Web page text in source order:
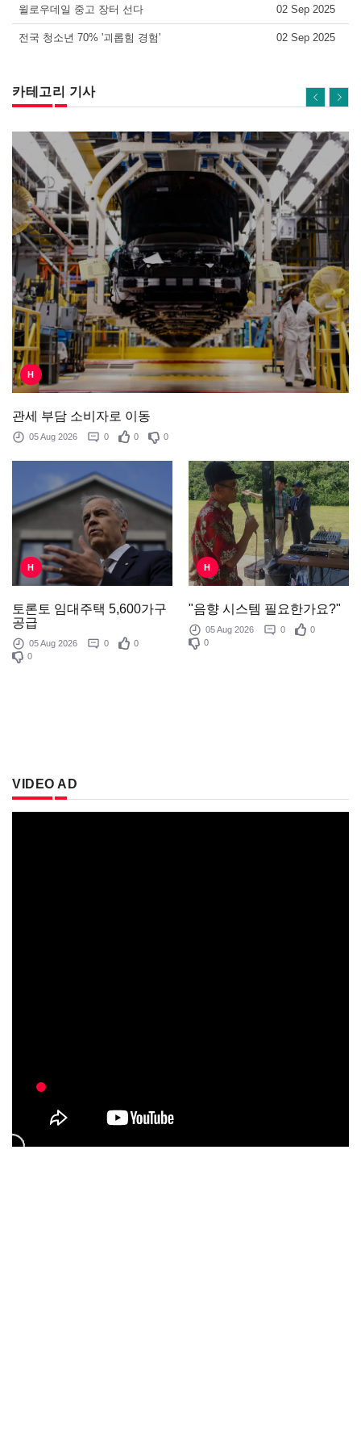
윌로우데일 중고 장터 선다 02 Sep 2025
전국 청소년 70% '괴롭힘 경험' 02 Sep 2025
카테고리 기사
H
관세 부담 소비자로 이동
05 Aug 2026 0 0 0
H
토론토 임대주택 5,600가구
공급
05 Aug 2026 0
0
0
H
"음향 시스템 필요한가요?"
05 Aug 2026 0
0
0
VIDEO AD